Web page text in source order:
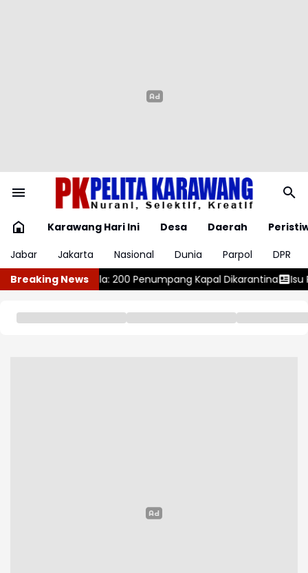
Karawang Hari Ini Desa Daerah
Jabar
Jakarta Nasional Dunia Parpol
DPR
Breaking News
Kapal Dikarantina Isu Penolakan LGBT, Ini Koemntar